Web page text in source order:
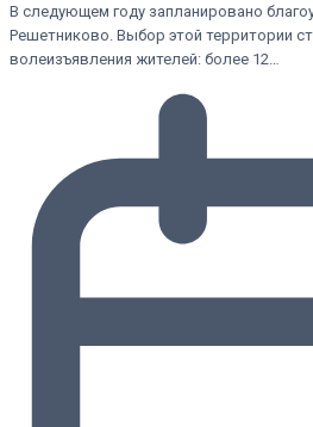
В следующем году запланировано
Решетниково. Выбор этой территории
волеизъявления жителей: более 12…